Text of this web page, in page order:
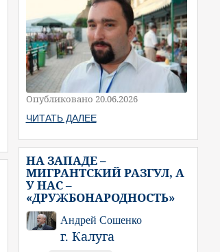
Опубликовано 20.06.2026
ЧИТАТЬ ДАЛЕЕ
НА ЗАПАДЕ –
МИГРАНТСКИЙ РАЗГУЛ, А
У НАС –
«ДРУЖБОНАРОДНОСТЬ»
Андрей Сошенко
г. Калуга